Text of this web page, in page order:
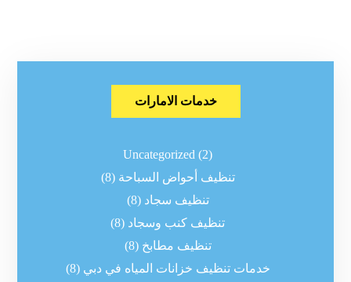
خدمات الامارات
Uncategorized (2)
تنظيف أحواض السباحة (8)
تنظيف سجاد (8)
تنظيف كنب وسجاد (8)
تنظيف مطابخ (8)
خدمات تنظيف خزانات المياه في دبي (8)